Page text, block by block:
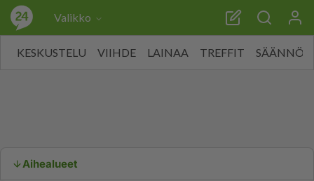
Valikko
KESKUSTELU VIIHDE LAINAA TREFFIT SÄÄNNÖT
Aihealueet